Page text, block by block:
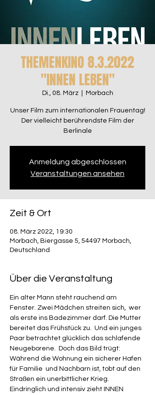
THEMENKINO 8.3.2022
"INNEN LEBEN"
Di., 08. März
  |
Morbach
Unser Film zum internationalen Frauentag!
Der vielleicht berührendste Film der
Anmeldung abgeschlossen
Veranstaltungen ansehen
Zeit & Ort
08. März 2022, 19:30
Morbach, Biergasse 5, 54497 Morbach,
Deutschland
Über die Veranstaltung
Ein alter Mann steht rauchend am
Fenster. Zwei Mädchen streiten sich,  wer
als erste ins Badezimmer darf. Die Mutter
bereitet das Frühstück zu.  Und ein junges
Paar betrachtet glücklich das schlafende
Neugeborene.  Doch das Bild trügt:
Während die Wohnung ein sicherer Hafen
für Familie  und Nachbarn ist, tobt auf den
Straßen ein unerbittlicher Krieg.
Eindringlich und intensiv zieht INNEN